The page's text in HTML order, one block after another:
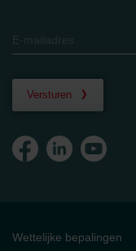
Versturen
Wettelijke bepalingen